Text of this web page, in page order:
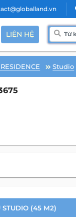
LIÊN HỆ
Studio
(45 M2)